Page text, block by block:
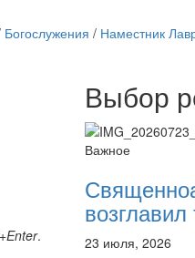
Онлайн трансляции
12 сентября 2015
12 сентября 2015
12 сентября 2015
12 сентября 2015
12 сентября 2015
12 сентября 2015
Богослужения / Наместник
.
Выбор
Важное
23 июля, 2026